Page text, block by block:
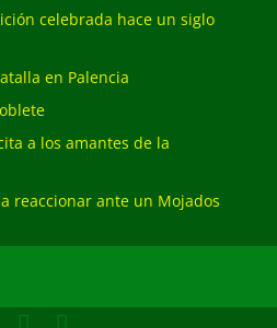
celebrada hace un siglo
en Palencia
a los amantes de la
reaccionar ante un Mojados